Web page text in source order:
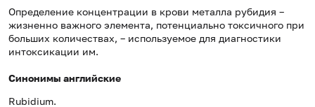
Определение концентрации в крови металла рубидия –
жизненно важного элемента, потенциально токсичного при
больших количествах, – используемое для диагностики
интоксикации им.
Синонимы английские
Rubidium.